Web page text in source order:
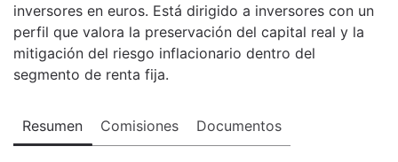
inversores en euros. Está dirigido a inversores con un
perfil que valora la preservación del capital real y la
mitigación del riesgo inflacionario dentro del
segmento de renta fija.
Resumen Comisiones Documentos